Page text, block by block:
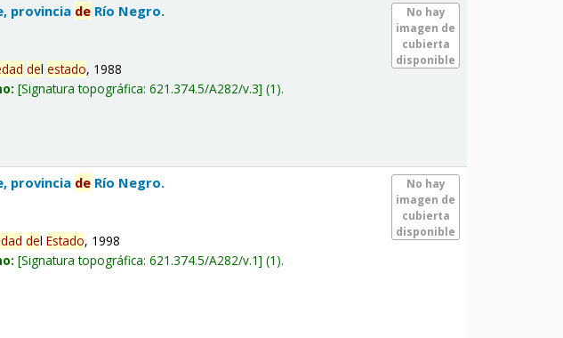
No hay
imagen de
cubierta
disponible
provincia de Río Negro.
delestado, 1988
Signatura topográfica:621.374.5/A282/v.3 (1).
No hay
imagen de
cubierta
disponible
provincia de Río Negro.
delEstado, 1998
Signatura topográfica:621.374.5/A282/v.1 (1).